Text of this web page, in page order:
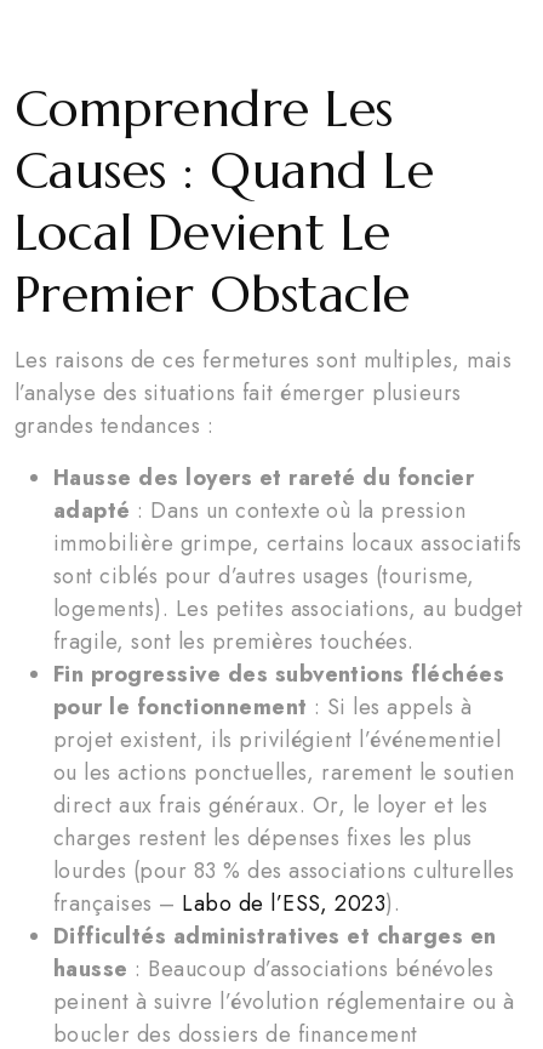
Comprendre Les
Causes : Quand Le
Local Devient Le
Premier Obstacle
Les raisons de ces fermetures sont multiples, mais
l’analyse des situations fait émerger plusieurs
grandes tendances :
Hausse des loyers et rareté du foncier
adapté : Dans un contexte où la pression
immobilière grimpe, certains locaux associatifs
sont ciblés pour d’autres usages (tourisme,
logements). Les petites associations, au budget
fragile, sont les premières touchées.
Fin progressive des subventions fléchées
pour le fonctionnement : Si les appels à
projet existent, ils privilégient l’événementiel
ou les actions ponctuelles, rarement le soutien
direct aux frais généraux. Or, le loyer et les
charges restent les dépenses fixes les plus
lourdes (pour 83 % des associations culturelles
françaises – Labo de l’ESS, 2023).
Difficultés administratives et charges en
hausse : Beaucoup d’associations bénévoles
peinent à suivre l’évolution réglementaire ou à
boucler des dossiers de financement